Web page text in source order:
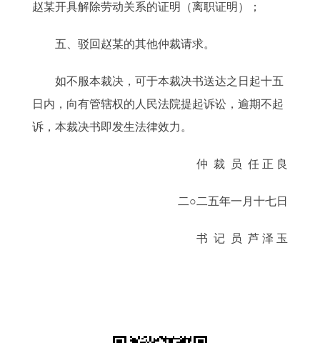
赵某开具解除劳动关系的证明（离职证明）；
五、驳回赵某的其他仲裁请求。
如不服本裁决，可于本裁决书送达之日起十五
日内，向有管辖权的人民法院提起诉讼，逾期不起
诉，本裁决书即发生法律效力。
仲 裁 员 任 正 良
二○二五年一月十七日
书 记 员 芦 泽 玉